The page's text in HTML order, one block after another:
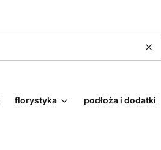
florystyka podłoża i dodatki